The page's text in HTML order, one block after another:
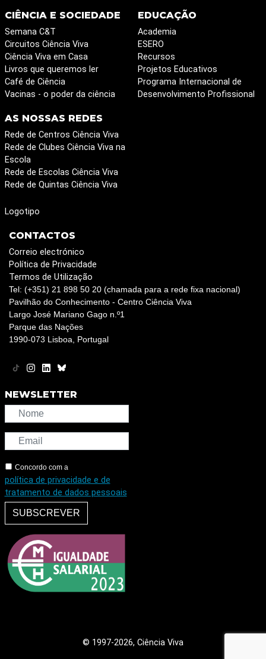
CIÊNCIA E SOCIEDADE
Semana C&T
Circuitos Ciência Viva
Ciência Viva em Casa
Livros que queremos ler
Café de Ciência
Vacinas - o poder da ciência
EDUCAÇÃO
Academia
ESERO
Recursos
Projetos Educativos
Programa Internacional de
Desenvolvimento Profissional
AS NOSSAS REDES
Rede de Centros Ciência Viva
Rede de Clubes Ciência Viva na
Escola
Rede de Escolas Ciência Viva
Rede de Quintas Ciência Viva
Logotipo
CONTACTOS
Correio electrónico
Política de Privacidade
Termos de Utilização
Tel: (+351) 21 898 50 20 (chamada para a rede fixa nacional)
Pavilhão do Conhecimento - Centro Ciência Viva
Largo José Mariano Gago n.º1
Parque das Nações
1990-073 Lisboa, Portugal
NEWSLETTER
Concordo com a
política de privacidade e de
tratamento de dados pessoais
SUBSCREVER
© 1997-2026, Ciência Viva